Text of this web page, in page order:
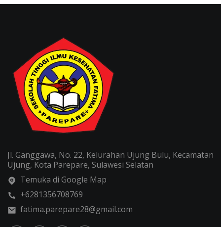
Jl. Ganggawa, No. 22, Kelurahan Ujung Bulu, Kecamatan
Ujung, Kota Parepare, Sulawesi Selatan
Temuka di Google Map
+6281356708769
fatima.parepare28@gmail.com